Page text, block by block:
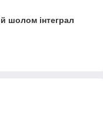
шолом інтеграл